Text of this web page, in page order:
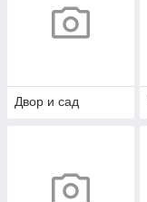
Двор и сад